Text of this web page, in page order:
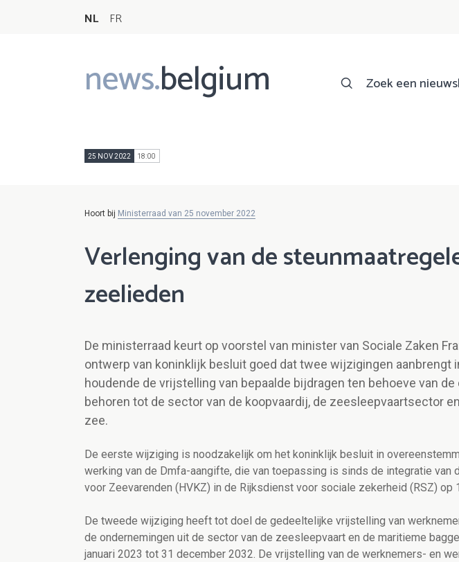
NL FR
news.belgium
Main
navigation
Zoek een
25 NOV 2022 18:00
Hoort bij Ministerraad van 25 november 2022
Verlenging van de
zeelieden
De ministerraad keurt op voorstel van minister van Sociale Zaken
ontwerp van koninklijk besluit goed dat twee wijzigingen aanbrengt
houdende de vrijstelling van bepaalde bijdragen ten behoeve van
behoren tot de sector van de koopvaardij, de zeesleepvaartsector
zee.
De eerste wijziging is noodzakelijk om het koninklijk besluit in
werking van de Dmfa-aangifte, die van toepassing is sinds de integratie van
voor Zeevarenden (HVKZ) in de Rijksdienst voor sociale zekerheid (RSZ) op
De tweede wijziging heeft tot doel de gedeeltelijke vrijstelling van
de ondernemingen uit de sector van de zeesleepvaart en de maritieme
januari 2023 tot 31 december 2032. De vrijstelling van de werknemers- en